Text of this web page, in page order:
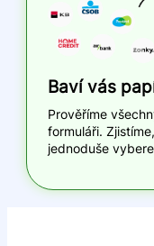
Baví vás
Prověříme
formuláři.
jednoduše